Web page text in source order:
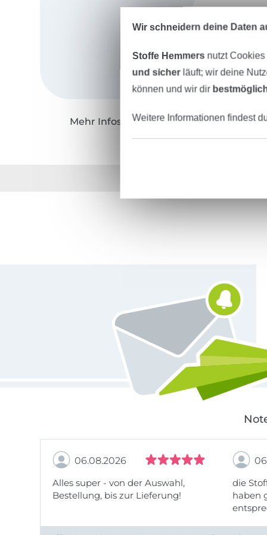
Mehr Infos zu "Miou Miou"
06.08.2026
Alles super - von der Auswahl,
Bestellung, bis zur Lieferung!
die
haben
Wir schneidern deine Daten
Stoffe Hemmers nutzt
und sicherläuft; wir deine
können und wir dir
Weitere Informationen findest